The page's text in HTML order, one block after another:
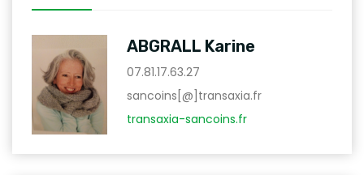
ABGRALL Karine
07.81.17.63.27
sancoins[@]transaxia.fr
transaxia-sancoins.fr